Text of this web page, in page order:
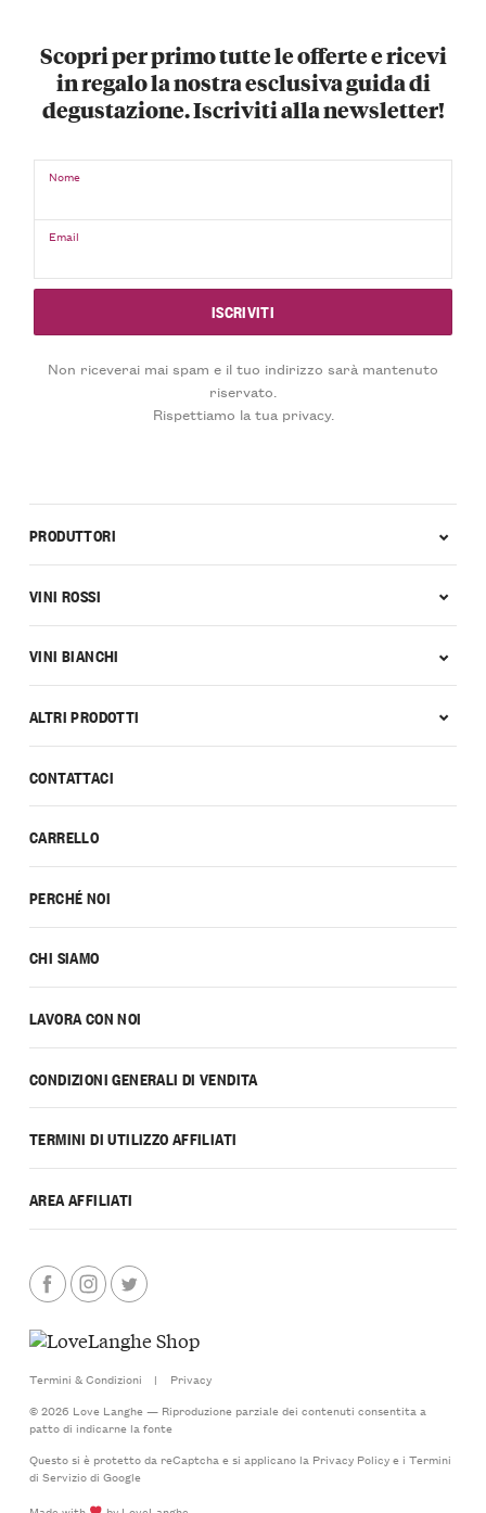
Scopri per primo tutte le offerte e ricevi
in regalo la nostra esclusiva guida di
degustazione. Iscriviti alla newsletter!
Nome
Email
Non riceverai mai spam e il tuo indirizzo sarà mantenuto
riservato.
Rispettiamo la tua privacy.
CONTATTACI
CARRELLO
PERCHÉ NOI
CHI SIAMO
LAVORA CON NOI
CONDIZIONI GENERALI DI VENDITA
TERMINI DI UTILIZZO AFFILIATI
AREA AFFILIATI
PRODUTTORI
VINI ROSSI
VINI BIANCHI
ALTRI PRODOTTI
Termini & Condizioni |
Privacy
© 2026 Love Langhe — Riproduzione parziale dei contenuti consentita a
patto di indicarne la fonte
Questo si è protetto da reCaptcha e si applicano la Privacy Policye i Termini
di Serviziodi Google